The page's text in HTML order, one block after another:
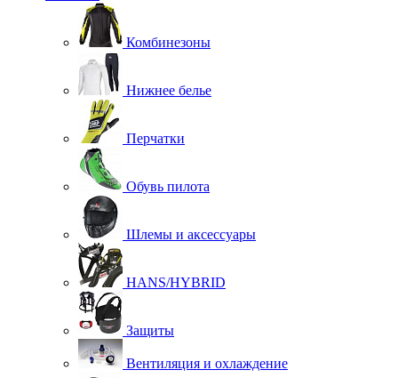
Комбинезоны
Нижнее белье
Перчатки
Обувь пилота
Шлемы и аксессуары
HANS/HYBRID
Защиты
Вентиляция и охлаждение